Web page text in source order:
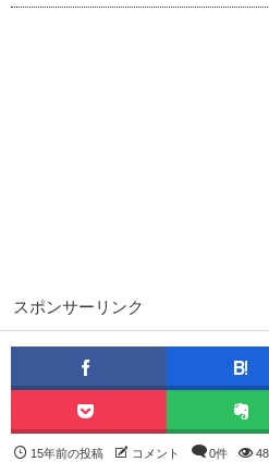
スポンサーリンク
15年前の投稿 コメント 0件